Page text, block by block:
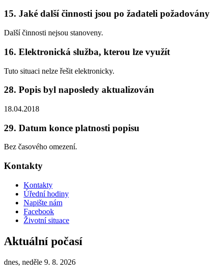
15. Jaké další činnosti jsou po žadateli požadovány
Další činnosti nejsou stanoveny.
16. Elektronická služba, kterou lze využít
Tuto situaci nelze řešit elektronicky.
28. Popis byl naposledy aktualizován
18.04.2018
29. Datum konce platnosti popisu
Bez časového omezení.
Kontakty
Kontakty
Úřední hodiny
Napište nám
Facebook
Životní situace
Aktuální počasí
dnes, neděle 9. 8. 2026